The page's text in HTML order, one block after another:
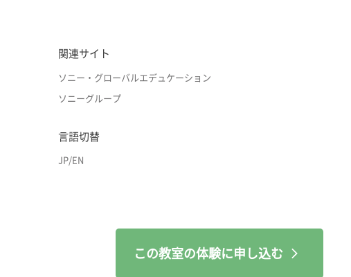
この教室の体験に申し込む
関連サイト
ソニー・グローバルエデュケーション
ソニーグループ
言語切替
JP/EN